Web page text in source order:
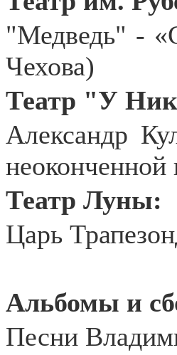
"Медведь" -
Чехова)
Театр "У
Александр
Театр Луны:
Царь
Альбомы и
Песни